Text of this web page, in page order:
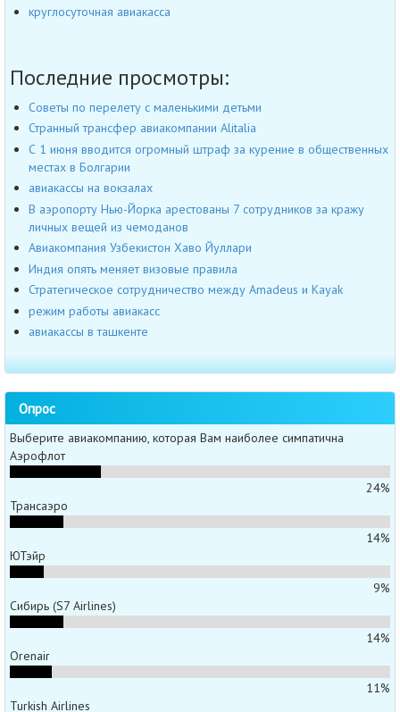
круглосуточная авиакасса
Последние просмотры:
Советы по перелету с маленькими детьми
Странный трансфер авиакомпании Alitalia
С 1 июня вводится огромный штраф за курение в общественных
местах в Болгарии
авиакассы на вокзалах
В аэропорту Нью-Йорка арестованы 7 сотрудников за кражу
личных вещей из чемоданов
Авиакомпания Узбекистон Хаво Йуллари
Индия опять меняет визовые правила
Стратегическое сотрудничество между Amadeus и Kayak
режим работы авиакасс
авиакассы в ташкенте
Опрос
Выберите авиакомпанию, которая Вам наиболее симпатична
Аэрофлот
24%
Трансаэро
14%
ЮТэйр
9%
Сибирь (S7 Airlines)
14%
Orenair
11%
Turkish Airlines